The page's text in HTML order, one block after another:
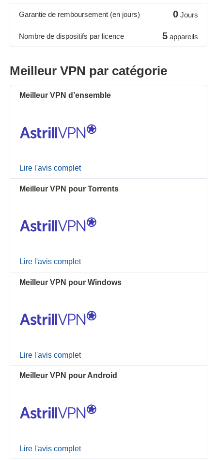
Garantie de remboursement (en jours) 0 Jours
Nombre de dispositifs par licence 5 appareils
Meilleur VPN par catégorie
Meilleur VPN d’ensemble
Lire l'avis complet
Meilleur VPN pour Torrents
Lire l'avis complet
Meilleur VPN pour Windows
Lire l'avis complet
Meilleur VPN pour Android
Lire l'avis complet